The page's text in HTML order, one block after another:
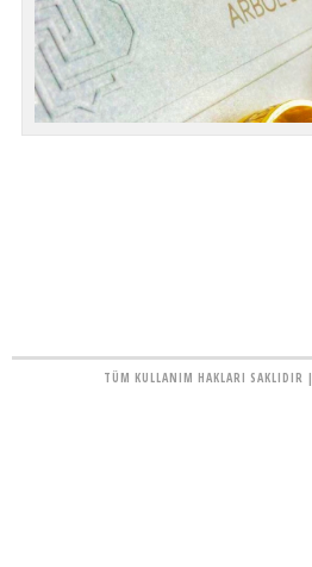
TÜM KULLANIM HAKLARI SAKLIDIR |